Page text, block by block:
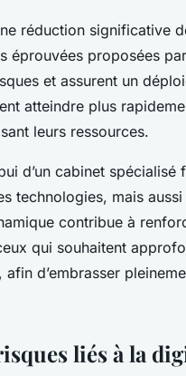
réduction significative
éprouvées proposées
et assurent un
atteindre plus
leurs ressources.
d’un cabinet
technologies, mais
contribue à
qui souhaitent
d’embrasser
liés à la